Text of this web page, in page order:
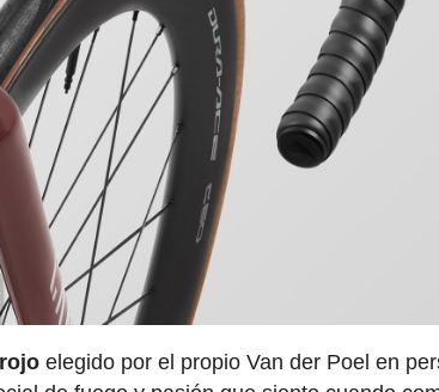
elegido por el propio Van der Poel en